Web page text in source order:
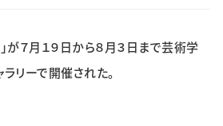
が７月１９日から８月３日まで芸術学
リーで開催された。